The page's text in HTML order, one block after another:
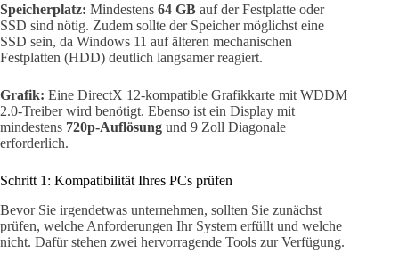
Speicherplatz: Mindestens 64 GB auf der Festplatte oder
SSD sind nötig. Zudem sollte der Speicher möglichst eine
SSD sein, da Windows 11 auf älteren mechanischen
Festplatten (HDD) deutlich langsamer reagiert.
Grafik: Eine DirectX 12-kompatible Grafikkarte mit WDDM
2.0-Treiber wird benötigt. Ebenso ist ein Display mit
mindestens 720p-Auflösung und 9 Zoll Diagonale
erforderlich.
Schritt 1: Kompatibilität Ihres PCs prüfen
Bevor Sie irgendetwas unternehmen, sollten Sie zunächst
prüfen, welche Anforderungen Ihr System erfüllt und welche
nicht. Dafür stehen zwei hervorragende Tools zur Verfügung.